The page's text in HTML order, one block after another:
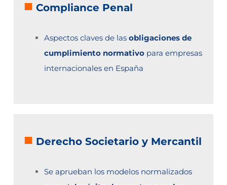
■ Compliance Penal
Aspectos claves de lasobligaciones de
cumplimiento normativo para empresas
internacionales en España
■ Derecho Societario y Mercantil
Se aprueban los modelos normalizados